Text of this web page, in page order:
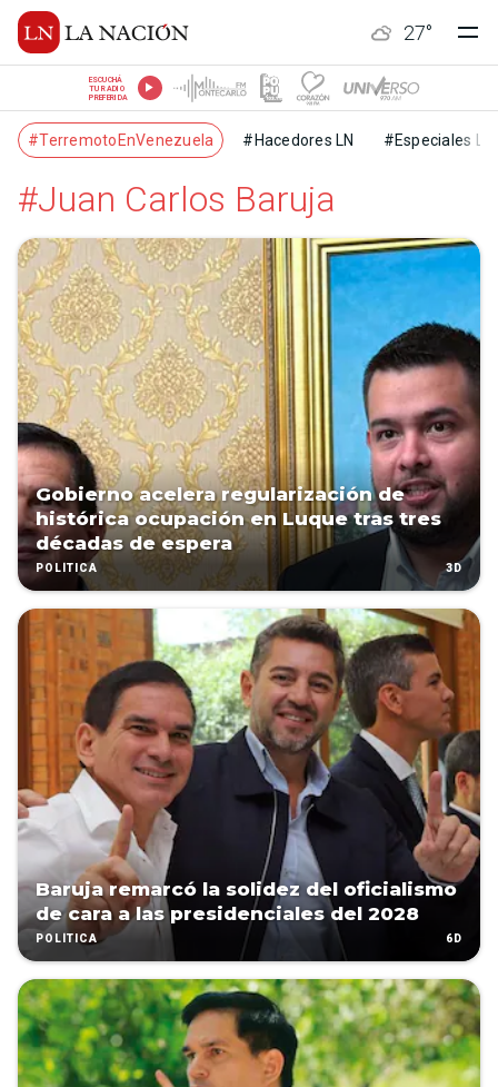
27°
ESCUCHÁ
TU RADIO
PREFERIDA
#TerremotoEnVenezuela #Hacedores LN #Especiales LN
#Juan Carlos Baruja
Gobierno acelera regularización de
histórica ocupación en Luque tras tres
décadas de espera
POLÍTICA 3D
Baruja remarcó la solidez del oficialismo
de cara a las presidenciales del 2028
POLÍTICA 6D